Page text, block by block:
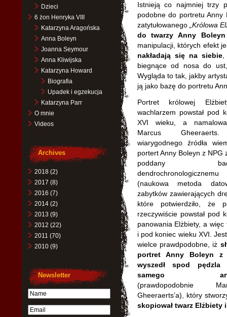
Istnieją co najmniej trzy
podobne do portretu
zatytułowanego „Królowa
do twarzy Anny
manipulacji, których efekt
nakładają się na siebie,
biegnące od nosa do
Wygląda to tak, jakby
ją jako bazę do portretu
Portret królowej
wachlarzem powstał pod
XVI wieku, a
Marcus
wiarygodnego źródła
portert Anny Boleyn z NPG
poddany
dendrochronologicznemu
(naukowa metoda
zabytków zawierających
które potwierdziło, że
rzeczywiście powstał pod
panowania Elżbiety, a więc
i pod koniec wieku XVI.
wielce prawdpodobne, iż
portret Anny Boleyn z
wyszedł spod pędzla
samego
(prawdopodobnie
Gheeraerts’a), który
skopiował twarz Elżbiety
Dzieci
6 żon Henryka VIII
Katarzyna Aragońska
Anna Boleyn
Joanna Seymour
Anna Kliwijska
Katarzyna Howard
Biografia
Upadek i egzekucja
Katarzyna Parr
O mnie
Videos
Archives
2018 (2)
2017 (8)
2016 (7)
2014 (2)
2013 (9)
2012 (22)
2011 (70)
2010 (9)
Newsletter